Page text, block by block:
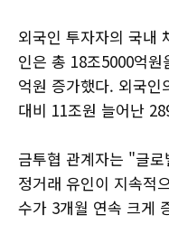
외국인 투자자의 국내
인은 총 18조5000억
억원 증가했다. 외국
대비 11조원 늘어난
금투협 관계자는 "글
정거래 유인이 지속적
수가 3개월 연속 크게